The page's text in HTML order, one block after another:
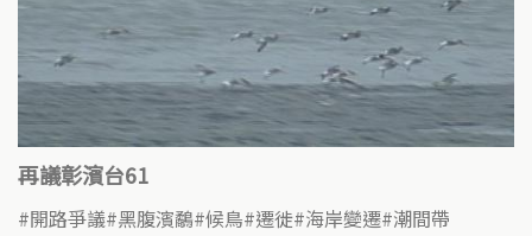
再議彰濱台61
開路爭議 黑腹濱鷸 候鳥 遷徙 海岸變遷 潮間帶